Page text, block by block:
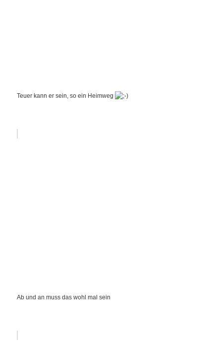
Teuer kann er sein, so ein Heimweg
Ab und an muss das wohl mal sein